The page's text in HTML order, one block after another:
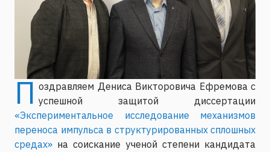
П оздравляем Дениса Викторовича Ефремова с
успешной защитой диссертации
«Экспериментальное исследование механизмов
переноса импульса в структурированных сплошных
средах» на соискание ученой степени кандидата